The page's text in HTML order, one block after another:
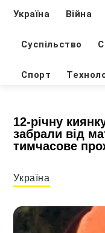
Україна Війна
Суспільство
Спорт
12-річну
забрали від
тимчасове
Україна